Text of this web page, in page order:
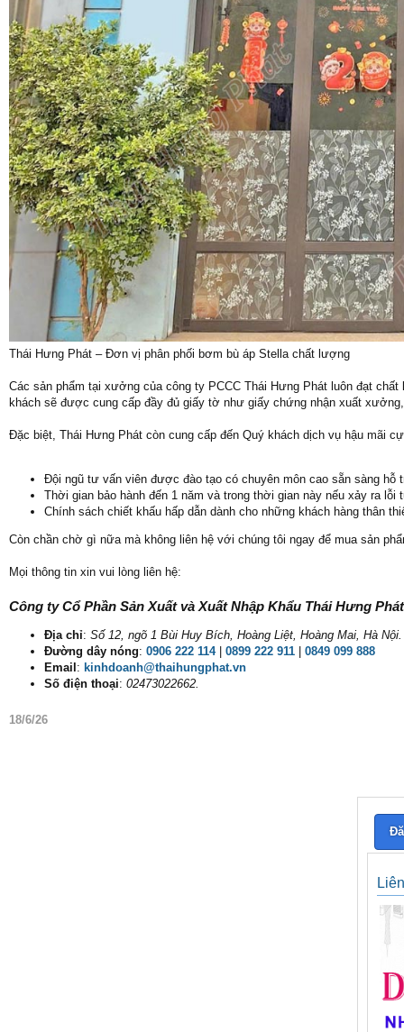
Thái Hưng Phát – Đơn vị phân phối bơm bù áp Stella chất lượng
Các sản phẩm tại xưởng của công ty PCCC Thái Hưng Phát luôn đạt
khách sẽ được cung cấp đầy đủ giấy tờ như giấy chứng nhận xuất
Đặc biệt, Thái Hưng Phát còn cung cấp đến Quý khách dịch vụ hậu mãi
Đội ngũ tư vấn viên được đào tạo có chuyên môn cao sẵn sàng hỗ
Thời gian bảo hành đến 1 năm và trong thời gian này nếu xảy ra
Chính sách chiết khấu hấp dẫn dành cho những khách hàng thân
Còn chần chờ gì nữa mà không liên hệ với chúng tôi ngay để mua sản
Mọi thông tin xin vui lòng liên hệ:
Công ty Cổ Phần Sản Xuất và Xuất Nhập Khẩu Thái Hưng Phát
Địa chỉ: Số 12, ngõ 1 Bùi Huy Bích, Hoàng Liệt, Hoàng Mai, Hà Nội.
Đường dây nóng: 0906 222 114| 0899 222 911
0849 099 888
Email : kinhdoanh@thaihungphat.vn
Số điện thoại: 02473022662.
18/6/26